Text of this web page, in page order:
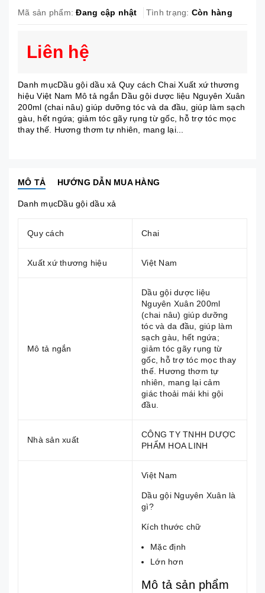
Mã sản phẩm: Đang cập nhật Tình trạng: Còn hàng
Liên hệ
Danh mụcDầu gội dầu xả Quy cách Chai Xuất xứ thương
hiệu Việt Nam Mô tả ngắn Dầu gội dược liệu Nguyên Xuân
200ml (chai nâu) giúp dưỡng tóc và da đầu, giúp làm sạch
gàu, hết ngứa; giảm tóc gãy rụng từ gốc, hỗ trợ tóc mọc
thay thế. Hương thơm tự nhiên, mang lại...
MÔ TẢ HƯỚNG DẪN MUA HÀNG
Danh mụcDầu gội dầu xả
Quy cách Chai
Xuất xứ thương hiệu Việt Nam
Mô tả ngắn
Dầu gội dược liệu
Nguyên Xuân 200ml
(chai nâu) giúp dưỡng
tóc và da đầu, giúp làm
sạch gàu, hết ngứa;
giảm tóc gãy rụng từ
gốc, hỗ trợ tóc mọc thay
thế. Hương thơm tự
nhiên, mang lại cảm
giác thoải mái khi gội
đầu.
Nhà sản xuất
CÔNG TY TNHH DƯỢC
PHẨM HOA LINH
Việt Nam
Dầu gội Nguyên Xuân là
gì?
Kích thước chữ
Mặc định
Lớn hơn
Mô tả sản phẩm